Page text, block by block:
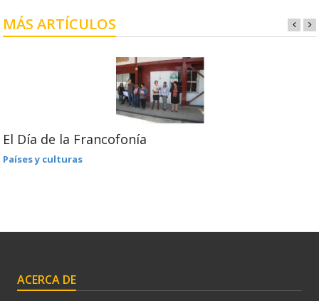
MÁS ARTÍCULOS
El Día de la Francofonía
Países y culturas
ACERCA DE